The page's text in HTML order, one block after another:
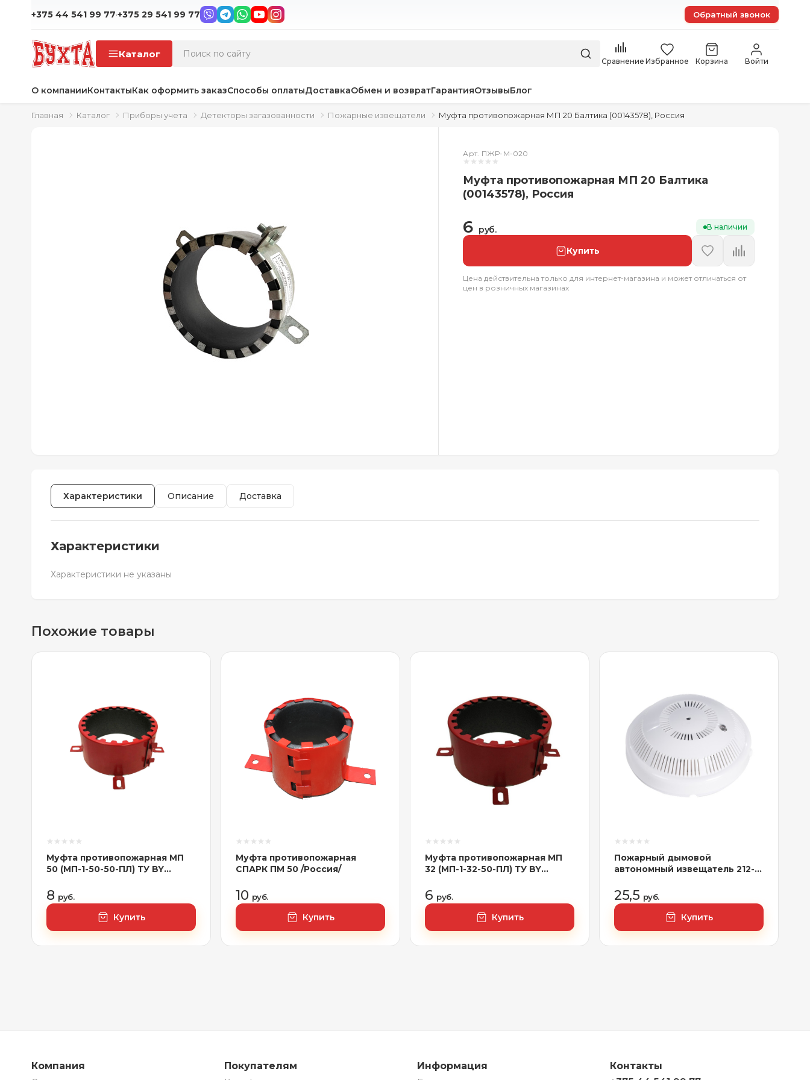
+375 44 541 99 77·+375 29 541 99 77 Обратный звонок
Каталог
Сравнение Избранное Корзина Войти
О компанииКонтактыКак оформить заказСпособы оплатыДоставкаОбмен и возвратГарантияОтзывыБлог
Главная Каталог Приборы учета Детекторы загазованности Пожарные извещатели Муфта противопожарная МП 20 Балтика (00143578), Россия
Арт. ПЖР-М-020
Муфта противопожарная МП 20 Балтика
(00143578), Россия
6 руб. В наличии
Купить
Цена действительна только для интернет-магазина и может отличаться от
цен в розничных магазинах
Характеристики Описание Доставка
Характеристики
Характеристики не указаны
Похожие товары
Муфта противопожарная МП
50 (МП-1-50-50-ПЛ) ТУ BY
(00132244)
8 руб.
Купить
Муфта противопожарная
СПАРК ПМ 50 /Россия/
10 руб.
Купить
Муфта противопожарная МП
32 (МП-1-32-50-ПЛ) ТУ BY
(00132242)
6 руб.
Купить
Пожарный дымовой
автономный извещатель 212-
25,5 руб.
Купить
Компания Покупателям Информация
Контакты